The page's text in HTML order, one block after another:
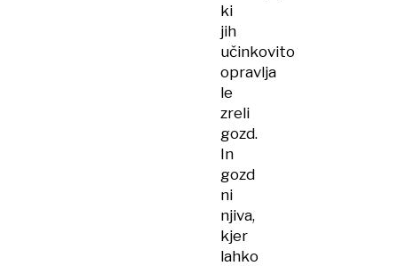
ki
jih
učinkovito
opravlja
le
zreli
gozd.
In
gozd
ni
njiva,
kjer
lahko